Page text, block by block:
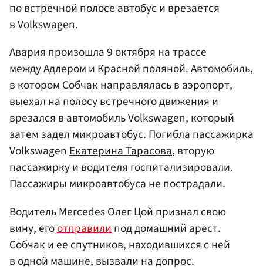
по встречной полосе автобус и врезается
в Volkswagen.
Авария произошла 9 октября на трассе
между Адлером и Красной поляной. Автомобиль,
в котором Собчак направлялась в аэропорт,
выехал на полосу встречного движения и
врезался в автомобиль Volkswagen, который
затем задел микроавтобус. Погибла пассажирка
Volkswagen Екатерина Тарасова, вторую
пассажирку и водителя госпитализировали.
Пассажиры микроавтобуса не пострадали.
Водитель Mercedes Олег Цой признал свою
вину, егоотправили под домашний арест.
Собчак и ее спутников, находившихся с ней
в одной машине, вызвали на допрос.